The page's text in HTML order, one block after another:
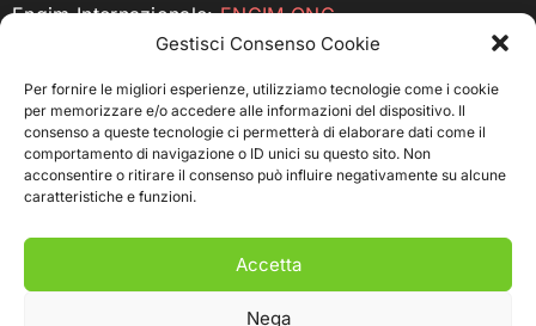
Gestisci Consenso Cookie
Per fornire le migliori esperienze, utilizziamo tecnologie come i cookie
per memorizzare e/o accedere alle informazioni del dispositivo. Il
consenso a queste tecnologie ci permetterà di elaborare dati come il
comportamento di navigazione o ID unici su questo sito. Non
acconsentire o ritirare il consenso può influire negativamente su alcune
caratteristiche e funzioni.
Accetta
Nega
Engim Internazionale:ENGIM ONG
Sostienici
Fai una donazione per sostenere i nostri incubatori e
imprenditori nei paesi dove operiamo.
c/c intestato a ENGIM – Ente Nazionale Giuseppini del